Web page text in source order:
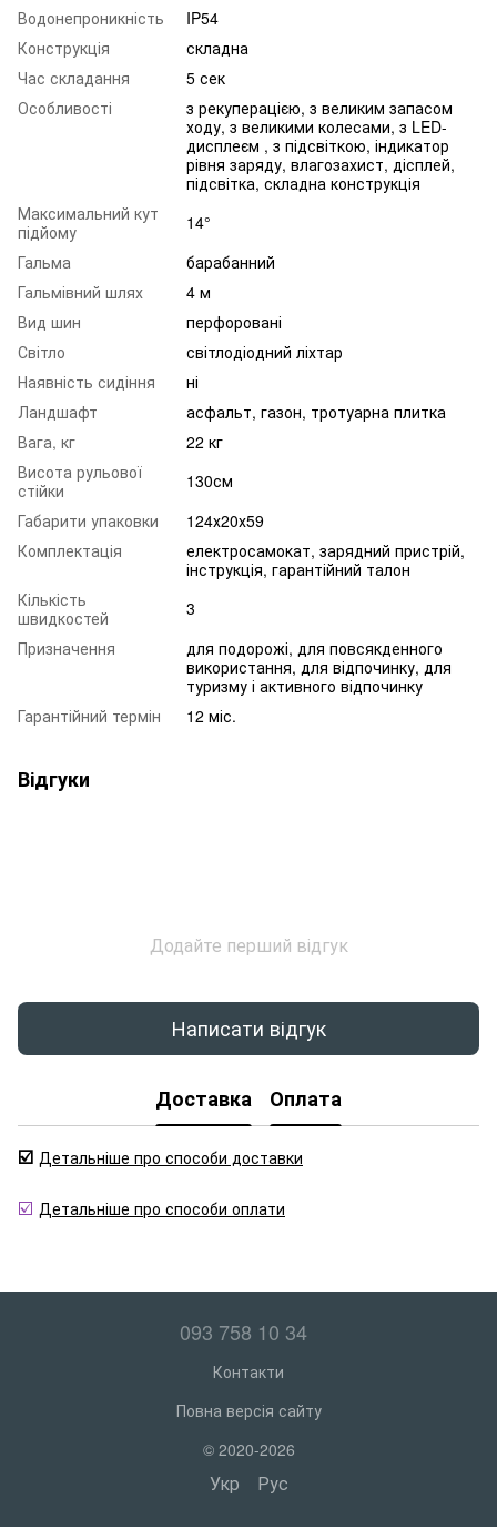
Водонепроникність
IP54
Конструкція
складна
Час складання
5 сек
Особливості
з рекуперацією, з великим запасом
ходу, з великими колесами, з LED-
дисплеєм , з підсвіткою, індикатор
рівня заряду, влагозахист, дісплей,
підсвітка, складна конструкція
Максимальний кут
підйому
14°
Гальма
барабанний
Гальмівний шлях
4 м
Вид шин
перфоровані
Світло
світлодіодний ліхтар
Наявність сидіння
ні
Ландшафт
асфальт, газон, тротуарна плитка
Вага, кг
22 кг
Висота рульової
стійки
130см
Габарити упаковки
124х20х59
Комплектація
електросамокат, зарядний пристрій,
інструкція, гарантійний талон
Кількість
швидкостей
3
Призначення
для подорожі, для повсякденного
використання, для відпочинку, для
туризму і активного відпочинку
Гарантійний термін
12 міс.
Відгуки
Додайте перший відгук
Написати відгук
Доставка Оплата
☑️ Детальніше про способи доставки
☑️ Детальніше про способи оплати
093 758 10 34
Контакти
Повна версія сайту
© 2020-2026
Укр Рус